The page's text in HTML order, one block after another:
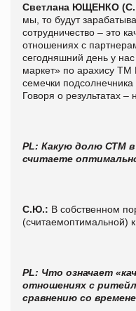
Светлана ЮЩЕНКО
мы, то будут
сотрудничество – это
отношениях с
сегодняшний день у
маркет» по арахису ТМ
семечки
Говоря о результатах
PL: Какую долю СТМ
считаете
С.Ю.: В собственном
(считаемоптимальной)
PL: Что означает
отношениях с
сравнению со